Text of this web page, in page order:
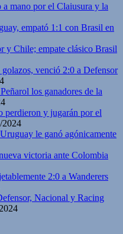
mano por el Claiusura y la
empató 1:1 con Brasil en
y Chile; empate clásico Brasil
venció 2:0 a Defensor
los ganadores de la
y jugarán por el
2024
le ganó agónicamente
victoria ante Colombia
2:0 a Wanderers
Nacional y Racing